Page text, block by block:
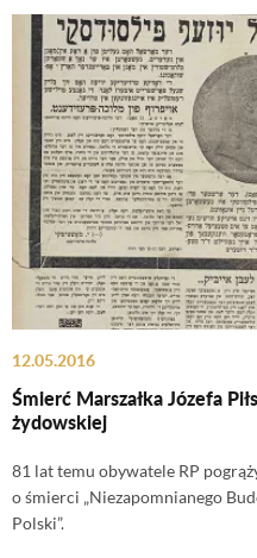
12.05.2016
Śmierć Marszałka Józefa
żydowskiej
81 lat temu obywatele RP
o śmierci „Niezapomnianego
Polski”.